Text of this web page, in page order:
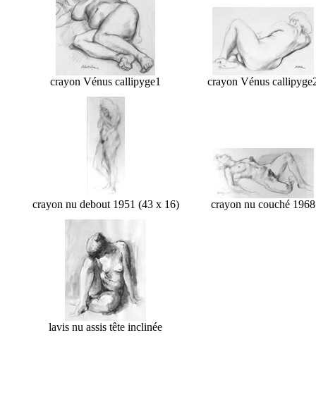
crayon Vénus callipyge1 crayon Vénus
crayon nu debout 1951 (43 x 16) crayon nu couché 1968
lavis nu assis tête inclinée